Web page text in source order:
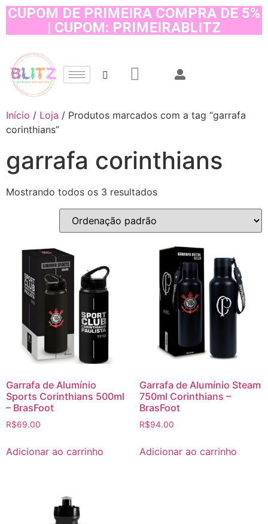
CUPOM DE PRIMEIRA COMPRA DE 5%
| CUPOM: PRIMEIRABLITZ
Início / Loja / Produtos marcados com a tag “garrafa
corinthians”
garrafa corinthians
Mostrando todos os 3 resultados
Garrafa de Alumínio
Sports Corinthians 500ml
– BrasFoot
R$69.00
Adicionar ao carrinho
Garrafa de Alumínio Steam
750ml Corinthians –
BrasFoot
R$94.00
Adicionar ao carrinho